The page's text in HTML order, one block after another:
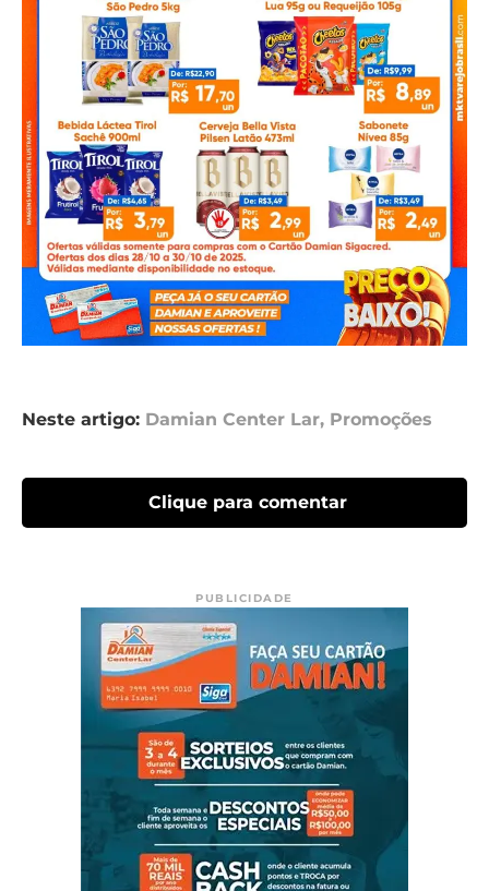
Neste artigo: Damian Center Lar, Promoções
Clique para comentar
PUBLICIDADE